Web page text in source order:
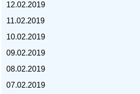
курс евро, курс рубля -
12.02.2019
11.02.2019
10.02.2019
09.02.2019
08.02.2019
07.02.2019